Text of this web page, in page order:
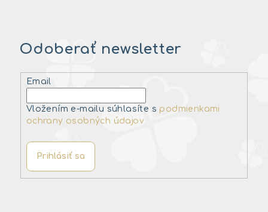
Odoberať newsletter
Email
Vložením e-mailu súhlasíte s podmienkami
ochrany osobných údajov
Prihlásiť sa